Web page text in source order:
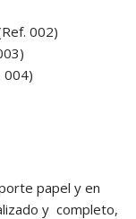
002)
004)
papel y en
y completo,